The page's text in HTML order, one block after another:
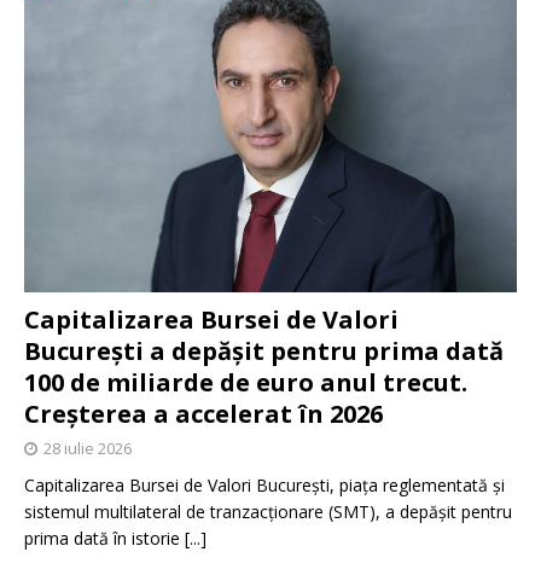
Capitalizarea Bursei de Valori
București a depășit pentru prima dată
100 de miliarde de euro anul trecut.
Creșterea a accelerat în 2026
28 iulie 2026
Capitalizarea Bursei de Valori București, piața reglementată și
sistemul multilateral de tranzacționare (SMT), a depășit pentru
prima dată în istorie [...]